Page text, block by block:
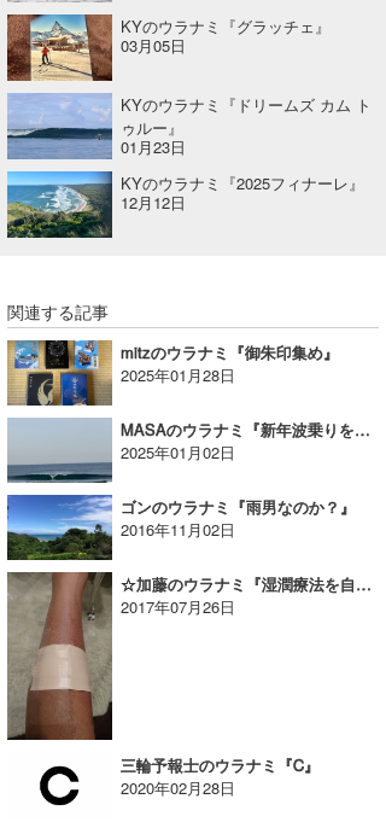
KYのウラナミ『グラッチェ』
03月05日
KYのウラナミ『ドリームズ カム ト
ゥルー』
01月23日
KYのウラナミ『2025フィナーレ』
12月12日
関連する記事
mitzのウラナミ『御朱印集め』
2025年01月28日
MASAのウラナミ『新年波乗りを思う』
2025年01月02日
ゴンのウラナミ『雨男なのか？』
2016年11月02日
☆加藤のウラナミ『湿潤療法を自分のケガで人体実験!!』
2017年07月26日
三輪予報士のウラナミ『C』
2020年02月28日